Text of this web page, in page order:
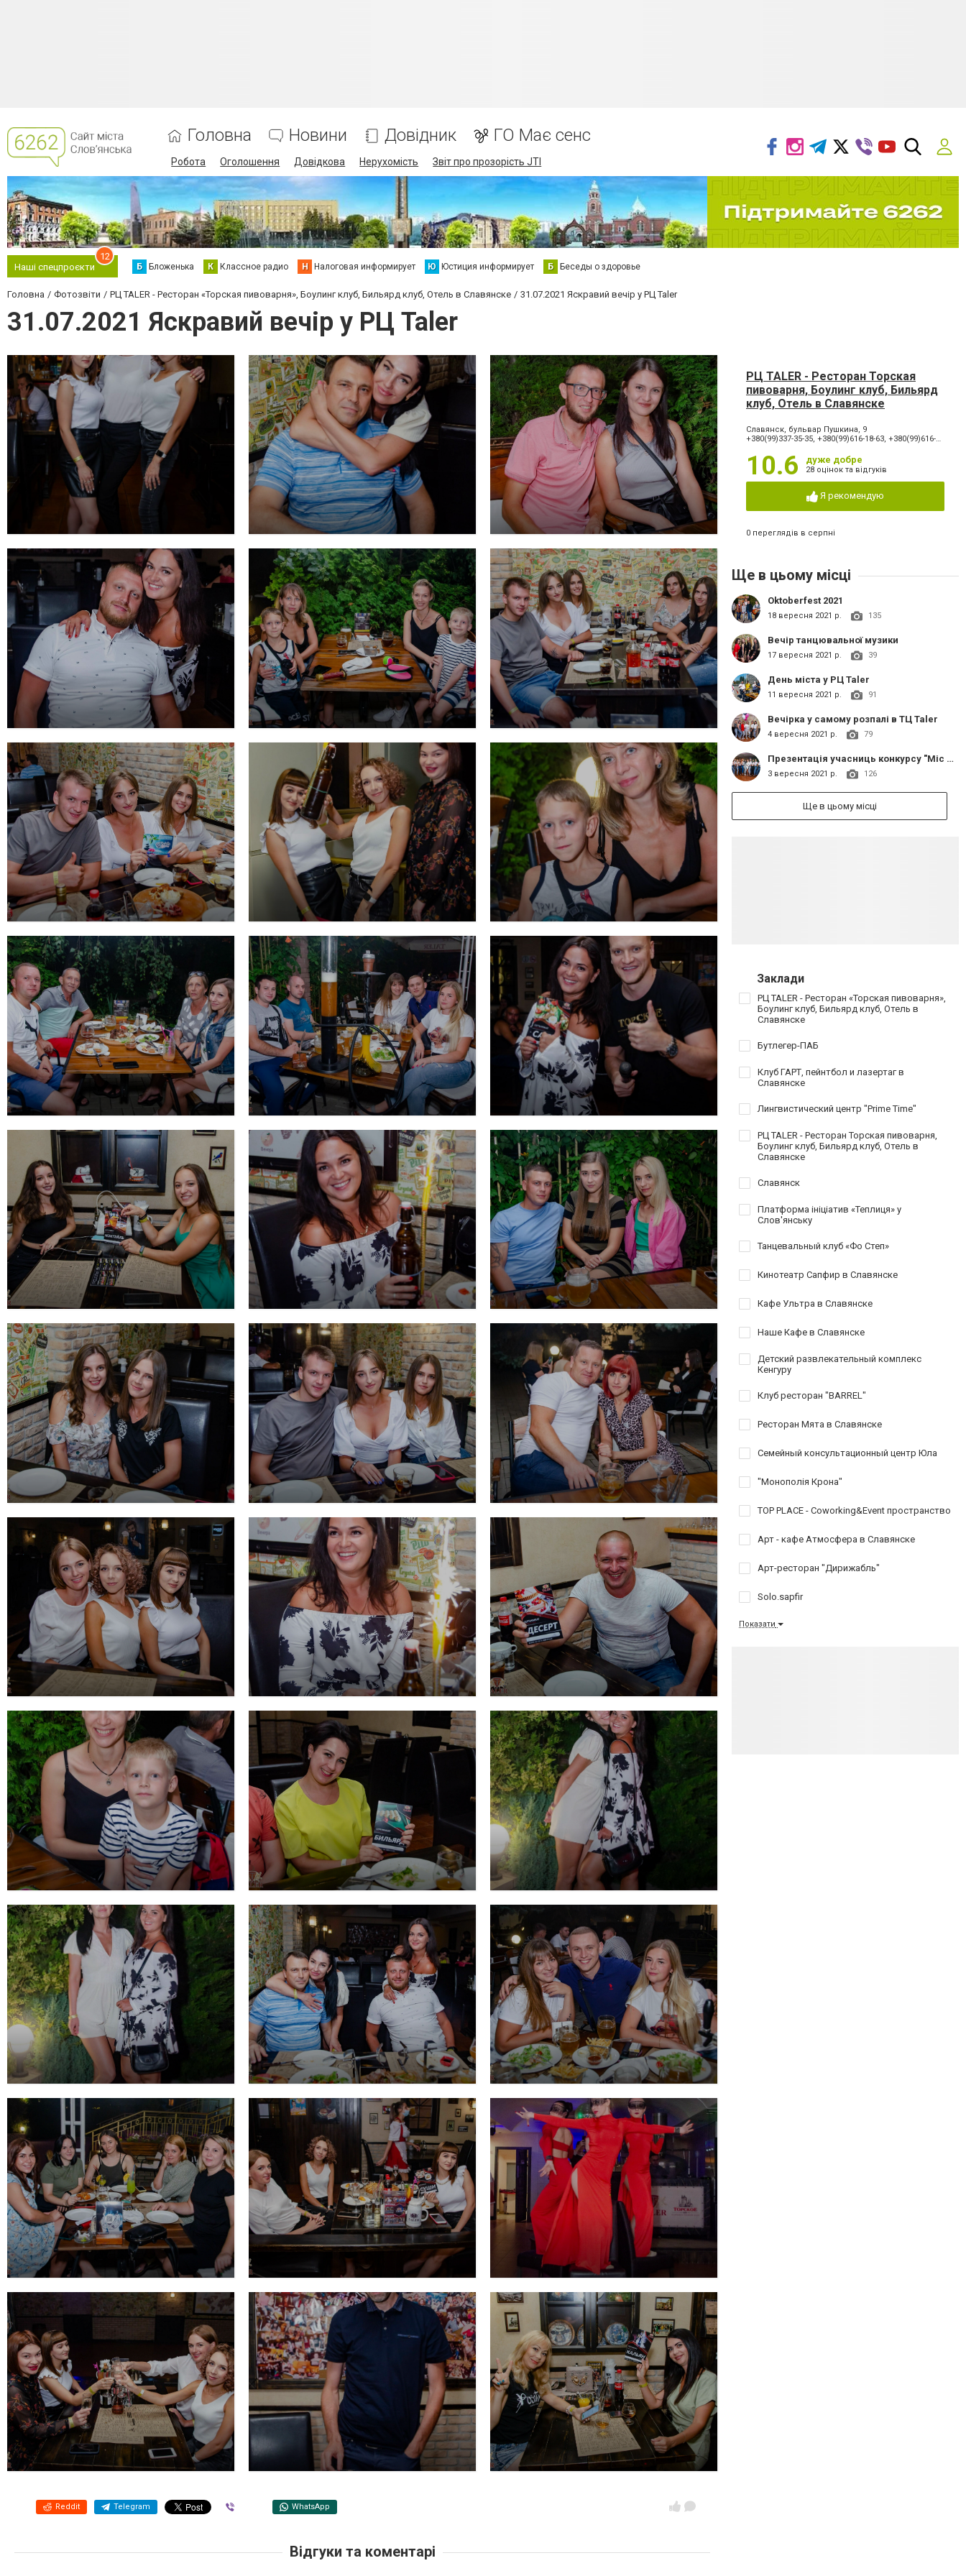
Головна Новини Довідник ГО Має сенс
Робота Оголошення Довідкова Нерухомість Звіт про прозорість JTI
Наші спецпроєкти
12
Б Бложенька К Классное радио Н Налоговая информирует Ю Юстиция информирует Б Беседы о здоровье
Головна Фотозвіти РЦ TALER - Ресторан «Торская пивоварня», Боулинг клуб, Бильярд клуб, Отель в Славянске 31.07.2021 Яскравий вечір у РЦ Taler
31.07.2021 Яскравий вечір у РЦ Taler
Reddit Telegram WhatsApp
Відгуки та коментарі
РЦ TALER - Ресторан Торская
пивоварня, Боулинг клуб, Бильярд
клуб, Отель в Славянске
Славянск, бульвар Пушкина, 9
+380(99)337-35-35, +380(99)616-18-63, +380(99)616-18-66, +380(99)334-42-42, +380(66)065-60-90
10.6 дуже добре
28 оцінок та відгуків
Я рекомендую
0 переглядів в серпні
Ще в цьому місці
Oktoberfest 2021
18 вересня 2021 р. 135
Вечір танцювальної музики
17 вересня 2021 р. 39
День міста у РЦ Taler
11 вересня 2021 р. 91
Вечірка у самому розпалі в ТЦ Taler
4 вересня 2021 р. 79
Презентація учасниць конкурсу "Міс Слов'янськ 2021"
3 вересня 2021 р. 126
Ще в цьому місці
Заклади
РЦ TALER - Ресторан «Торская пивоварня»,
Боулинг клуб, Бильярд клуб, Отель в
Славянске
Бутлегер-ПАБ
Клуб ГАРТ, пейнтбол и лазертаг в
Славянске
Лингвистический центр "Prime Time"
РЦ TALER - Ресторан Торская пивоварня,
Боулинг клуб, Бильярд клуб, Отель в
Славянске
Славянск
Платформа ініціатив «Теплиця» у
Слов'янську
Танцевальный клуб «Фо Степ»
Кинотеатр Сапфир в Славянске
Кафе Ультра в Славянске
Наше Кафе в Славянске
Детский развлекательный комплекс
Кенгуру
Клуб ресторан "BARREL"
Ресторан Мята в Славянске
Семейный консультационный центр Юла
"Монополія Крона"
TOP PLACE - Coworking&Event пространство
Арт - кафе Атмосфера в Славянске
Арт-ресторан "Дирижабль"
Solo.sapfir
Показати